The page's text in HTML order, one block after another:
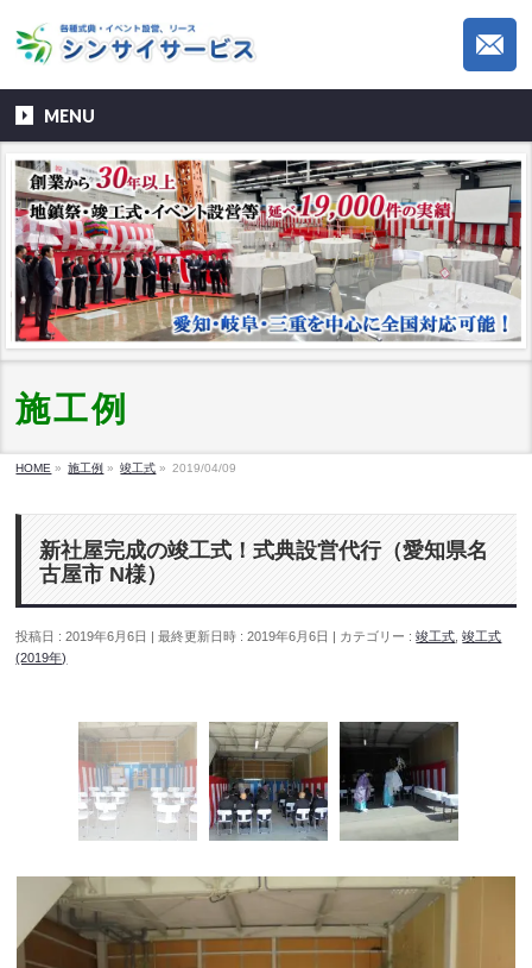
MENU
施工例
HOME » 施工例 » 竣工式 » 2019/04/09
新社屋完成の竣工式！式典設営代行（愛知県名
古屋市 N様）
投稿日 : 2019年6月6日 最終更新日時 : 2019年6月6日 カテゴリー :竣工式 ,竣工式
(2019年)